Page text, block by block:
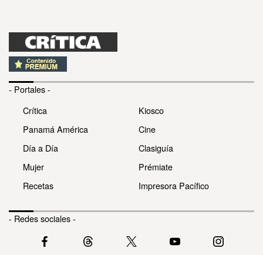
- Portales -
Crítica
Panamá América
Día a Día
Mujer
Recetas
Kiosco
Cine
Clasiguía
Prémiate
Impresora Pacífico
- Redes sociales -